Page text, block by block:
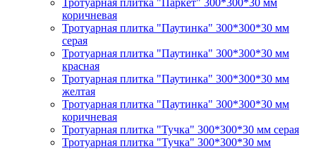
Тротуарная плитка "Паркет" 300*300*30 мм
коричневая
Тротуарная плитка "Паутинка" 300*300*30 мм
серая
Тротуарная плитка "Паутинка" 300*300*30 мм
красная
Тротуарная плитка "Паутинка" 300*300*30 мм
желтая
Тротуарная плитка "Паутинка" 300*300*30 мм
коричневая
Тротуарная плитка "Тучка" 300*300*30 мм серая
Тротуарная плитка "Тучка" 300*300*30 мм